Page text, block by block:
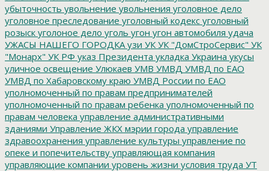
убыточность увольнение увольнения уголовное дело
уголовное преследование уголовный кодекс уголовный
розыск уголоное дело уголь угон угон автомобиля удача
УЖАСЫ НАШЕГО ГОРОДКАузи УКУК "ДомСтроСервис" УК
"Монарх" УК РФ указ Президента укладка Украина укусы
уличное освещение Улюкаев УМВ УМВД УМВД по ЕАО
УМВД по Хабаровскому краю УМВД России по ЕАО
уполномоченный по правам предпринимателей
уполномоченный по правам ребенка уполномоченный по
правам человека управление административными
зданиями Управление ЖКХ мэрии города управление
здравоохранения управление культуры управление по
опеке и попечительству управляющая компания
управляющие компании уровень жизни условия труда УТ